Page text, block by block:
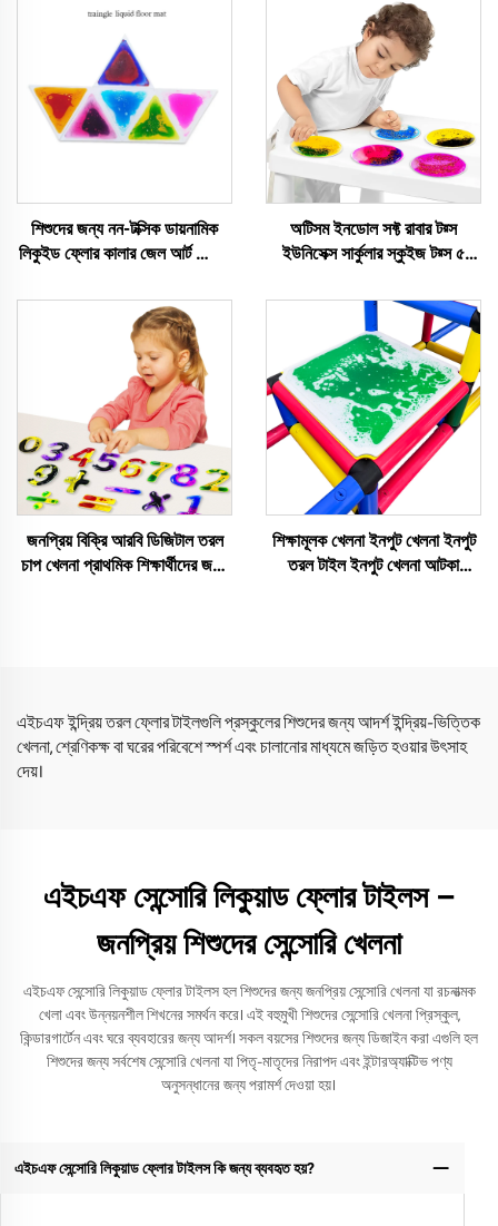
শিশুদের জন্য নন-টক্সিক ডায়নামিক
লিকুইড ফ্লোর কালার জেল আর্ট ফ্লোর
লিকুইড ভিনাইল প্লে ম্যাট
অটিসম ইনডোল সফ্ট রাবার টয়্স
ইউনিসেক্স সার্কুলার স্কুইজ টয়্স ৫
জন্য
জনপ্রিয় বিক্রি আরবি ডিজিটাল তরল
চাপ খেলনা প্রাথমিক শিক্ষার্থীদের জন্য
শিক্ষামূলক খেলনা ইনপুট খেলনা ইনপুট
তরল টাইল ইনপুট খেলনা আটকা
এইচএফ ইন্দ্রিয় তরল ফ্লোর টাইলগুলি প্রস্কুলের শিশুদের জন্য আদর্শ ইন্দ্রিয়-ভিত্তিক
খেলনা, শ্রেণিকক্ষ বা ঘরের পরিবেশে স্পর্শ এবং চালানোর মাধ্যমে জড়িত হওয়ার উৎসাহ
দেয়।
এইচএফ সেন্সোরি লিকুয়াড ফ্লোর টাইলস –
জনপ্রিয় শিশুদের সেন্সোরি খেলনা
এইচএফ সেন্সোরি লিকুয়াড ফ্লোর টাইলস হল শিশুদের জন্য জনপ্রিয় সেন্সোরি খেলনা যা রচনাত্মক
খেলা এবং উন্নয়নশীল শিখনের সমর্থন করে। এই বহুমুখী শিশুদের সেন্সোরি খেলনা প্রিস্কুল,
কিন্ডারগার্টেন এবং ঘরে ব্যবহারের জন্য আদর্শ। সকল বয়সের শিশুদের জন্য ডিজাইন করা এগুলি হল
শিশুদের জন্য সর্বশেষ সেন্সোরি খেলনা যা পিতৃ-মাতৃদের নিরাপদ এবং ইন্টারঅ্যাক্টিভ পণ্য
অনুসন্ধানের জন্য পরামর্শ দেওয়া হয়।
এইচএফ সেন্সোরি লিকুয়াড ফ্লোর টাইলস কি জন্য ব্যবহৃত হয়?